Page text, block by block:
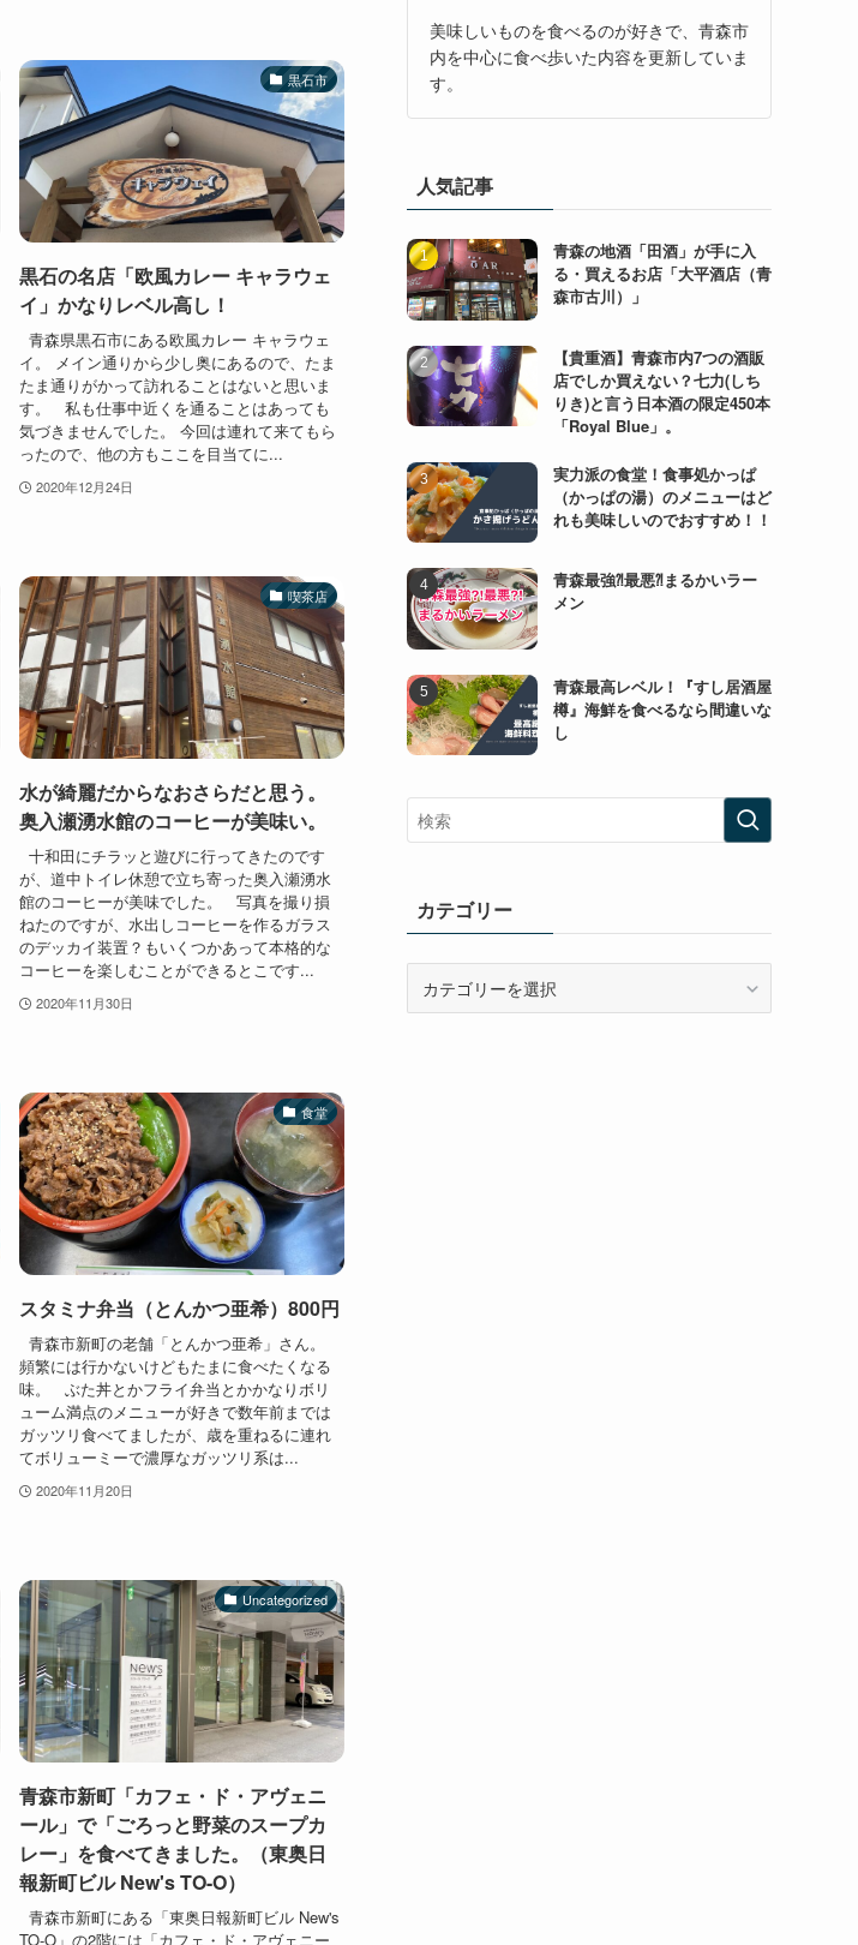
黒石市
黒石の名店「欧風カレー キャラウェ
イ」かなりレベル高し！
青森県黒石市にある欧風カレー キャラウェ
イ。 メイン通りから少し奥にあるので、たま
たま通りがかって訪れることはないと思いま
す。 私も仕事中近くを通ることはあっても
気づきませんでした。 今回は連れて来てもら
ったので、他の方もここを目当てに...
2020年12月24日
喫茶店
水が綺麗だからなおさらだと思う。
奥入瀬湧水館のコーヒーが美味い。
十和田にチラッと遊びに行ってきたのです
が、道中トイレ休憩で立ち寄った奥入瀬湧水
館のコーヒーが美味でした。 写真を撮り損
ねたのですが、水出しコーヒーを作るガラス
のデッカイ装置？もいくつかあって本格的な
コーヒーを楽しむことができるとこです...
2020年11月30日
食堂
スタミナ弁当（とんかつ亜希）800円
青森市新町の老舗「とんかつ亜希」さん。
頻繁には行かないけどもたまに食べたくなる
味。 ぶた丼とかフライ弁当とかかなりボリ
ューム満点のメニューが好きで数年前までは
ガッツリ食べてましたが、歳を重ねるに連れ
てボリューミーで濃厚なガッツリ系は...
2020年11月20日
Uncategorized
青森市新町「カフェ・ド・アヴェニ
ール」で「ごろっと野菜のスープカ
レー」を食べてきました。（東奥日
報新町ビル New's TO-O）
青森市新町にある「東奥日報新町ビル New's
TO-O」の2階には「カフェ・ド・アヴェニー
美味しいものを食べるのが好きで、青森市
内を中心に食べ歩いた内容を更新していま
す。
人気記事
青森の地酒「田酒」が手に入
る・買えるお店「大平酒店（青
森市古川）」
【貴重酒】青森市内7つの酒販
店でしか買えない？七力(しち
りき)と言う日本酒の限定450本
「Royal Blue」。
実力派の食堂！食事処かっぱ
（かっぱの湯）のメニューはど
れも美味しいのでおすすめ！！
青森最強⁈最悪⁈まるかいラー
メン
青森最高レベル！『すし居酒屋
樽』海鮮を食べるなら間違いな
し
カテゴリー